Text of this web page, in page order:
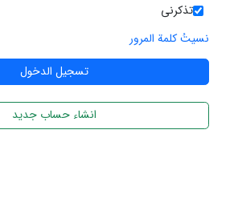
تذكرني
نسيتُ كلمة المرور
انشاء حساب جديد